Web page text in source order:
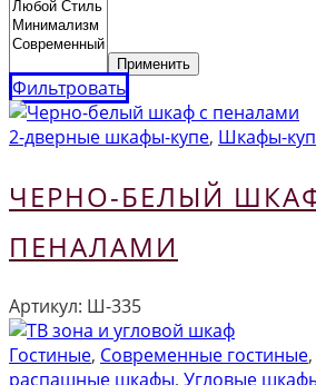
Применить
Фильтровать
2-дверные шкафы-купе, Шкафы-
ЧЕРНО-БЕЛЫЙ
ПЕНАЛАМИ
Артикул: Ш-335
Гостиные, Современные гостиные,
распашные шкафы, Угловые